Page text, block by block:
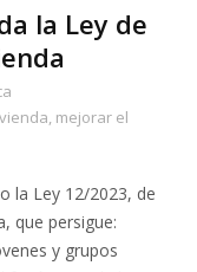
la Ley de
, mejorar el
la Ley 12/2023, de
que persigue:
y grupos